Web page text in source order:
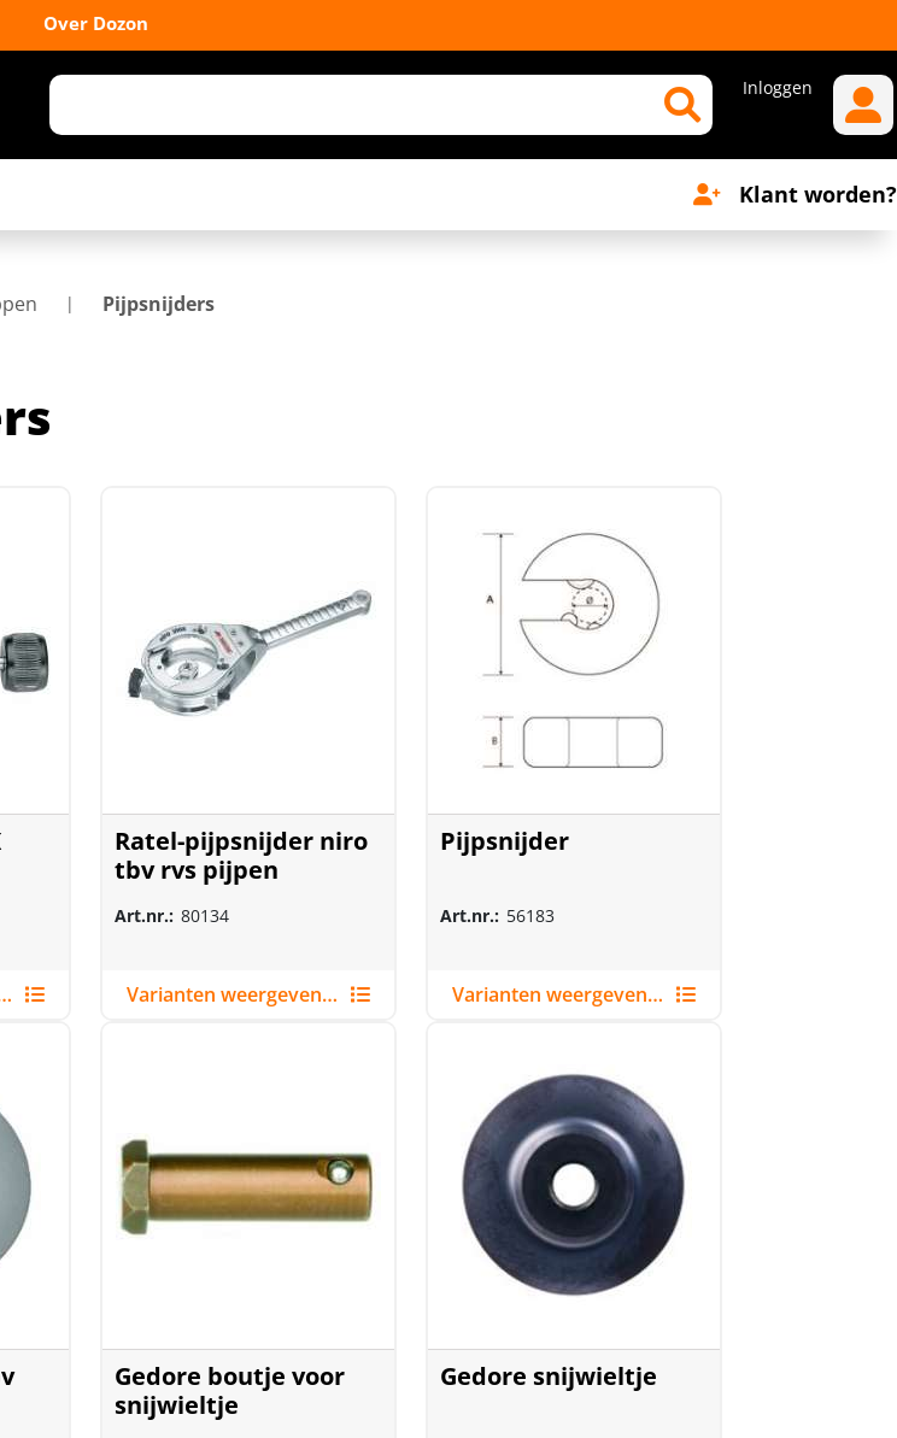
Over Dozon
Inloggen
Klant worden?
Pijpsnijders
Varianten weergeven (1)
Ratel-pijpsnijder niro
tbv rvs pijpen
Art.nr.: 80134
Varianten weergeven (2)
Pijpsnijder
Art.nr.: 56183
Varianten weergeven (4)
Gedore boutje voor
snijwieltje
Gedore snijwieltje